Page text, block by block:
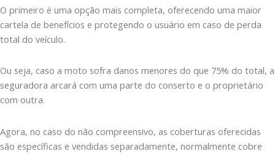
O primeiro é uma opção mais completa, oferecendo uma maior
cartela de benefícios e protegendo o usuário em caso de perda
total do veículo.
Ou seja, caso a moto sofra danos menores do que 75% do total, a
seguradora arcará com uma parte do conserto e o proprietário
com outra.
Agora, no caso do não compreensivo, as coberturas oferecidas
são específicas e vendidas separadamente, normalmente cobre